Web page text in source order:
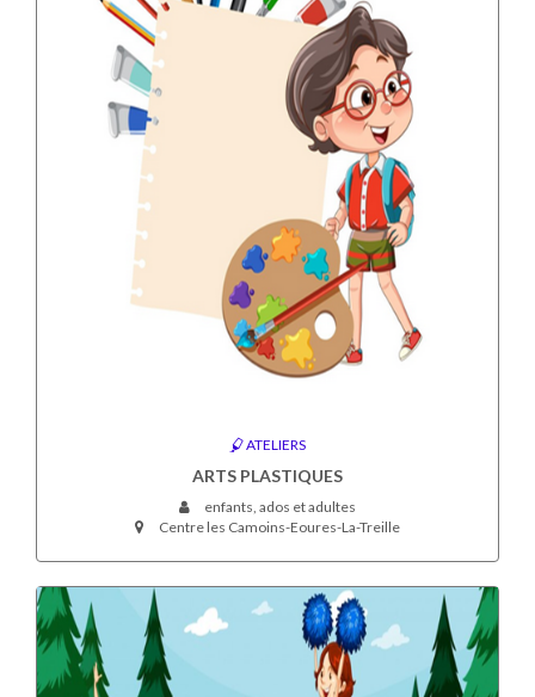
ATELIERS
ARTS PLASTIQUES
enfants, ados et adultes
Centre les Camoins-Eoures-La-Treille